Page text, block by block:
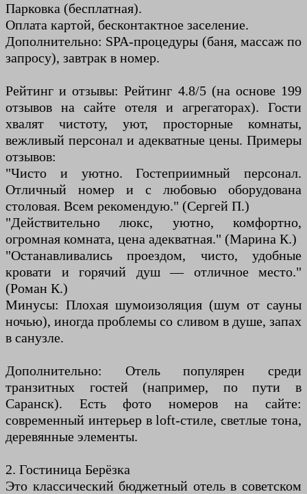
Парковка (бесплатная).
Оплата картой, бесконтактное заселение.
Дополнительно: SPA-процедуры (баня, массаж по
запросу), завтрак в номер.
Рейтинг и отзывы: Рейтинг 4.8/5 (на основе 199
отзывов на сайте отеля и агрегаторах). Гости
хвалят чистоту, уют, просторные комнаты,
вежливый персонал и адекватные цены. Примеры
отзывов:
"Чисто и уютно. Гостеприимный персонал.
Отличный номер и с любовью оборудована
столовая. Всем рекомендую." (Сергей П.)
"Действительно люкс, уютно, комфортно,
огромная комната, цена адекватная." (Марина К.)
"Останавливались проездом, чисто, удобные
кровати и горячий душ — отличное место."
(Роман К.)
Минусы: Плохая шумоизоляция (шум от сауны
ночью), иногда проблемы со сливом в душе, запах
в санузле.
Дополнительно: Отель популярен среди
транзитных гостей (например, по пути в
Саранск). Есть фото номеров на сайте:
современный интерьер в loft-стиле, светлые тона,
деревянные элементы.
2. Гостиница Берёзка
Это классический бюджетный отель в советском